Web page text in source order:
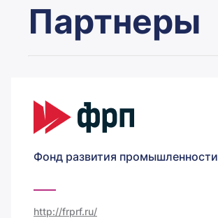
Партнеры
Фонд развития промышленности
http://frprf.ru/